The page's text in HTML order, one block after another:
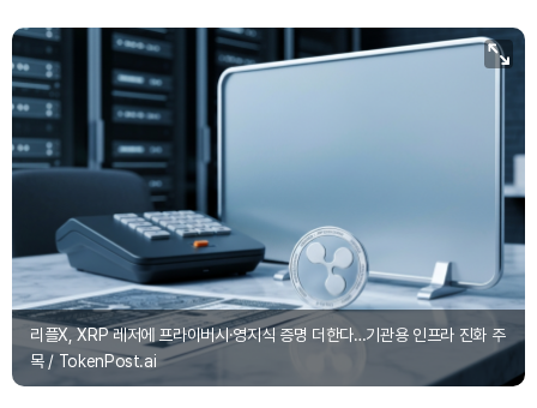
리플X, XRP 레저에 프라이버시·영지식 증명 더한다…기관용 인프라 진화 주
목 / TokenPost.ai